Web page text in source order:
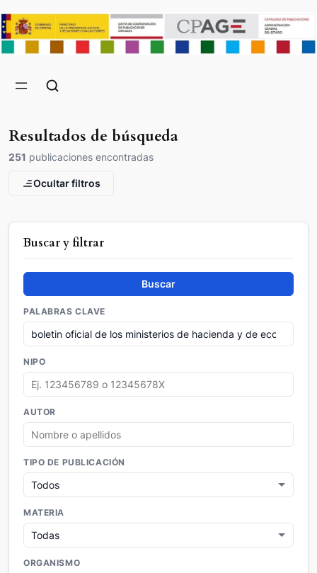
Resultados de búsqueda
251 publicaciones encontradas
Ocultar filtros
Buscar y filtrar
Buscar
PALABRAS CLAVE
NIPO
AUTOR
TIPO DE PUBLICACIÓN
MATERIA
ORGANISMO